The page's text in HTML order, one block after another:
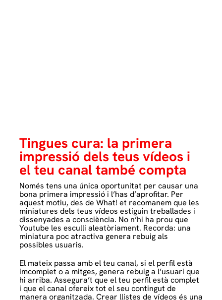
Tingues cura: la primera
impressió dels teus vídeos i
el teu canal també compta
Només tens una única oportunitat per causar una
bona primera impressió i l’has d’aprofitar. Per
aquest motiu, des de What! et recomanem que les
miniatures dels teus vídeos estiguin treballades i
dissenyades a consciència. No n’hi ha prou que
Youtube les esculli aleatòriament. Recorda: una
miniatura poc atractiva genera rebuig als
possibles usuaris.
El mateix passa amb el teu canal, si el perfil està
imcomplet o a mitges, genera rebuig a l’usuari que
hi arriba. Assegura’t que el teu perfil està complet
i que el canal ofereix tot el seu contingut de
manera organitzada. Crear llistes de vídeos és una